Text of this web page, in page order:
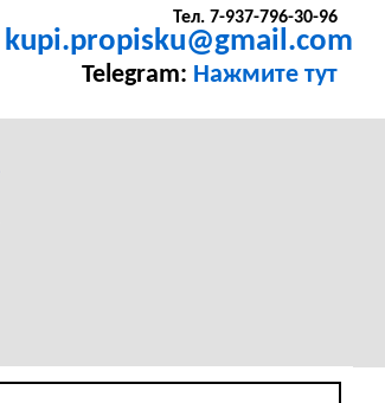
Тел. 7-937-796-30-96
kupi.propisku@gmail.com
Telegram: Нажмите тут